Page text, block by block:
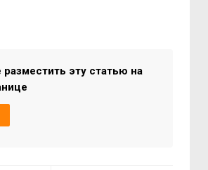
эту статью на